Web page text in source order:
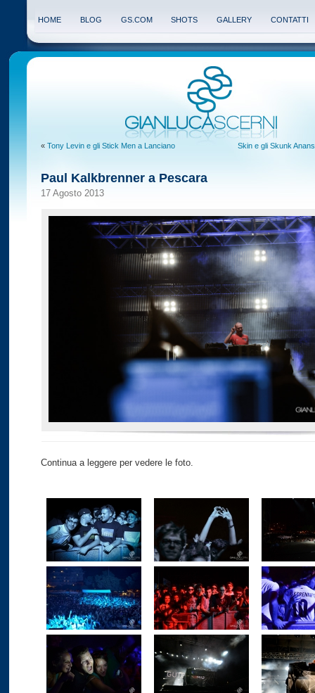
HOME BLOG GS.COM SHOTS GALLERY CONTATTI
« Tony Levin e gli Stick Men a Lanciano Skin e gli Skunk
Paul Kalkbrenner a Pescara
17 Agosto 2013
Continua a leggere per vedere le foto.